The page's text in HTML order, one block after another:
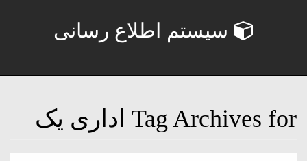
سیستم اطلاع رسانی
Tag Archives for اداری یک